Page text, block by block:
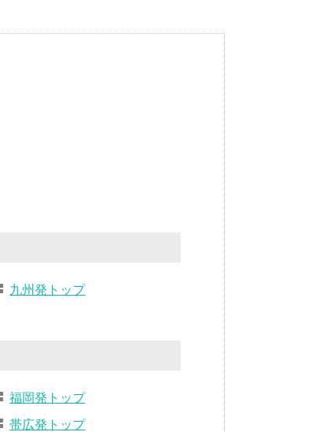
九州発トップ
福岡発トップ
帯広発トップ